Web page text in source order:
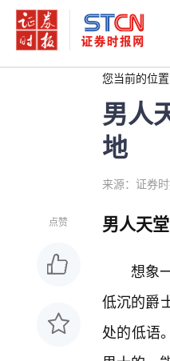
您当前的位置
男人
地
来源：证券
点赞 男人天
想象
低沉的爵
处的低语